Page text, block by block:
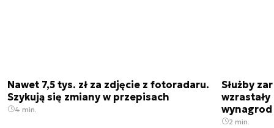
Nawet 7,5 tys. zł za zdjęcie z fotoradaru.
Szykują się zmiany w przepisach
4 min.
Służby
2 min.